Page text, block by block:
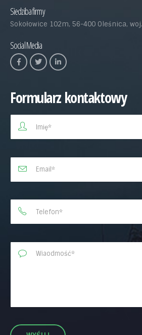
Siedziba firmy
Sokołowice 102m, 56-400 Oleśnica,
Social Media
Formularz kontaktowy